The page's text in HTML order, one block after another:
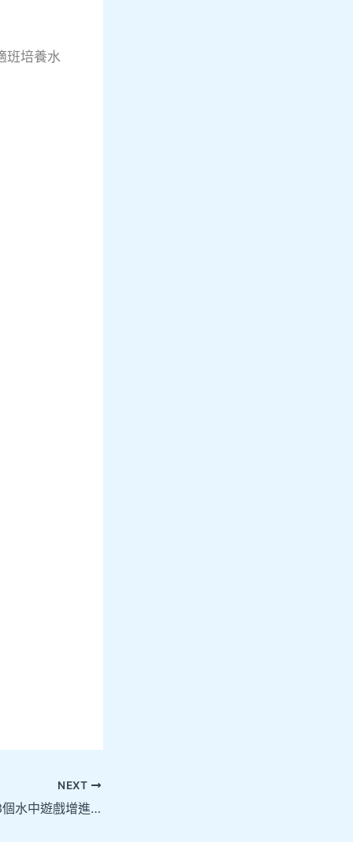
班培養水
NEXT
親子游泳好處多！3個水中遊戲增進感情又練水性